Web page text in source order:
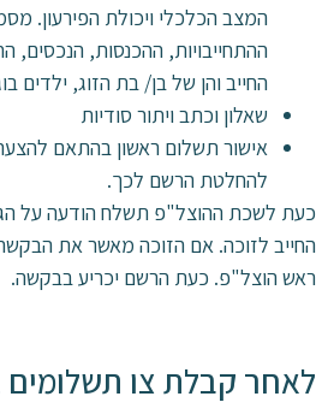
המצב הכלכלי ויכולת הפירעון.
ההתחייבויות, ההכנסות, הנכסים,
החייב והן של בן/ בת הזוג, ילדים
שאלון וכתב ויתור סודיות
אישור תשלום ראשון בהתאם
להחלטת הרשם לכך.
כעת לשכת ההוצל"פ תשלח הודעה על
החייב לזוכה. אם הזוכה מאשר את
ראש הוצל"פ. כעת הרשם יכריע בבקשה.
לאחר קבלת צו